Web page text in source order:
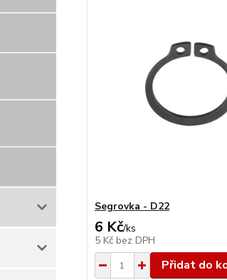
Segrovka - D22
6 Kč/ks
5 Kč bez DPH
Přidat do